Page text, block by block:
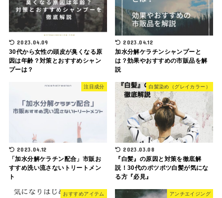
2023.04.09
30代から女性の頭皮が臭くなる原
因は年齢？対策とおすすめシャン
プーは？
2023.04.12
加水分解ケラチンシャンプーと
は？効果やおすすめの市販品を解
説
注目成分
2023.04.12
「加水分解ケラチン配合」市販お
すすめ洗い流さないトリートメン
ト
白髪染め（グレイカラー）
2023.03.08
『白髪』の原因と対策を徹底解
説！30代のポツポツ白髪が気にな
る方『必見』
おすすめアイテム アンチエイジング